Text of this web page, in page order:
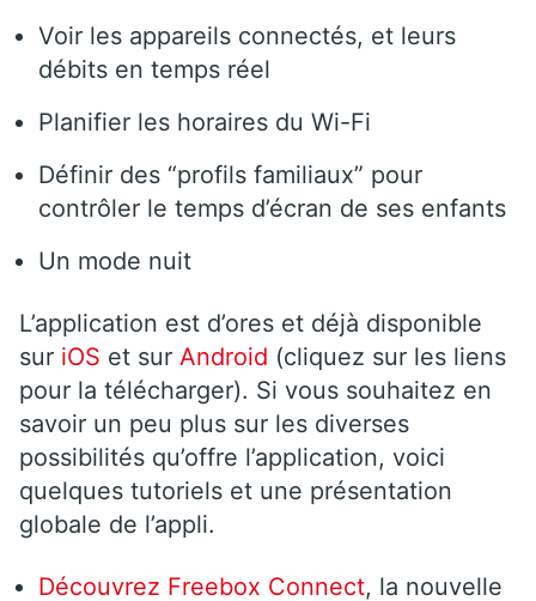
Voir les appareils connectés, et leurs
débits en temps réel
Planifier les horaires du Wi-Fi
Définir des “profils familiaux” pour
contrôler le temps d’écran de ses enfants
Un mode nuit
L’application est d’ores et déjà disponible
sur iOS et sur Android (cliquez sur les liens
pour la télécharger). Si vous souhaitez en
savoir un peu plus sur les diverses
possibilités qu’offre l’application, voici
quelques tutoriels et une présentation
globale de l’appli.
Découvrez Freebox Connect, la nouvelle